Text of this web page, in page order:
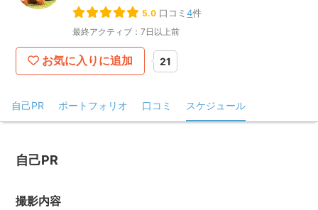
5.0 口コミ4件
最終アクティブ：7日以上前
お気に入りに追加 21
自己PR ポートフォリオ 口コミ スケジュール
自己PR
撮影内容